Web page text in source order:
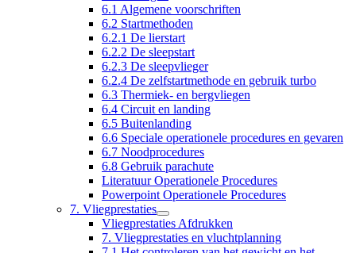
6.1 Algemene voorschriften
6.2 Startmethoden
6.2.1 De lierstart
6.2.2 De sleepstart
6.2.3 De sleepvlieger
6.2.4 De zelfstartmethode en gebruik turbo
6.3 Thermiek- en bergvliegen
6.4 Circuit en landing
6.5 Buitenlanding
6.6 Speciale operationele procedures en gevaren
6.7 Noodprocedures
6.8 Gebruik parachute
Literatuur Operationele Procedures
Powerpoint Operationele Procedures
7. Vliegprestaties
Vliegprestaties Afdrukken
7. Vliegprestaties en vluchtplanning